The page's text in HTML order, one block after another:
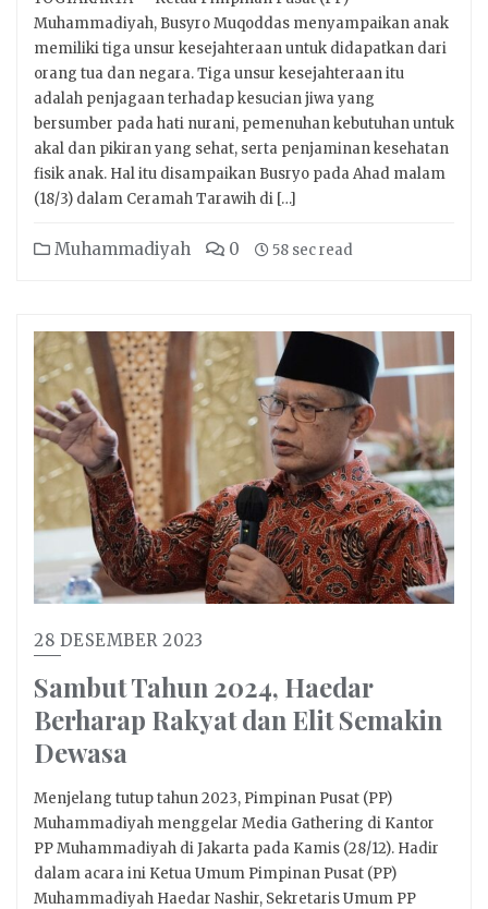
Muhammadiyah, Busyro Muqoddas menyampaikan anak
memiliki tiga unsur kesejahteraan untuk didapatkan dari
orang tua dan negara. Tiga unsur kesejahteraan itu
adalah penjagaan terhadap kesucian jiwa yang
bersumber pada hati nurani, pemenuhan kebutuhan untuk
akal dan pikiran yang sehat, serta penjaminan kesehatan
fisik anak. Hal itu disampaikan Busryo pada Ahad malam
(18/3) dalam Ceramah Tarawih di […]
Muhammadiyah 0 58 sec read
28 DESEMBER 2023
Sambut Tahun 2024, Haedar
Berharap Rakyat dan Elit Semakin
Dewasa
Menjelang tutup tahun 2023, Pimpinan Pusat (PP)
Muhammadiyah menggelar Media Gathering di Kantor
PP Muhammadiyah di Jakarta pada Kamis (28/12). Hadir
dalam acara ini Ketua Umum Pimpinan Pusat (PP)
Muhammadiyah Haedar Nashir, Sekretaris Umum PP